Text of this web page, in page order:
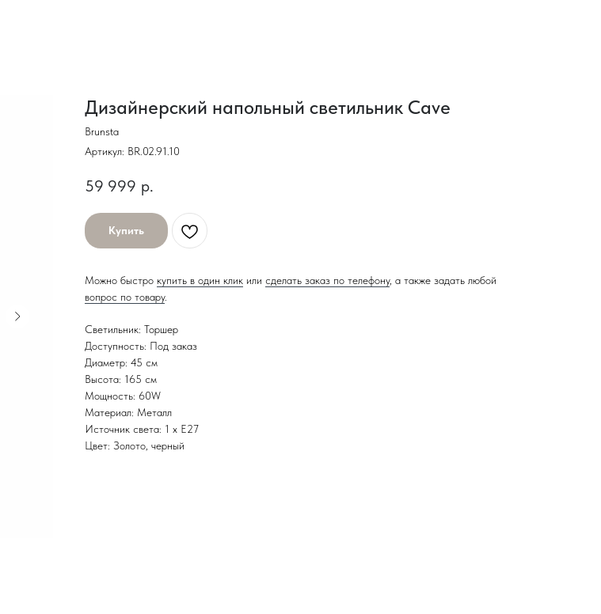
Дизайнерский напольный светильник Cave
Brunsta
Артикул: BR.02.91.10
59 999 р.
Купить
Можно быстро купить в один клик или сделать заказ по телефону, а также задать любой
вопрос по товару.
Светильник: Торшер
Доступность: Под заказ
Диаметр: 45 см
Высота: 165 см
Мощность: 60W
Материал: Металл
Источник света: 1 x E27
Цвет: Золото, черный